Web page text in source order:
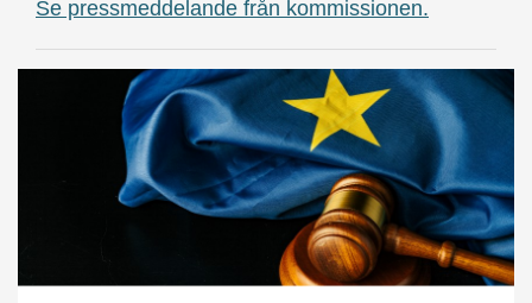
Se pressmeddelande från kommissionen.